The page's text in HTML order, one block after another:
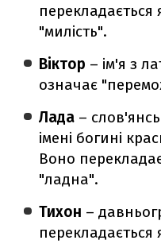
перекладається
"милість".
Віктор – ім'я з
означає
Лада –
імені богині
Воно
"ладна".
Тихон –